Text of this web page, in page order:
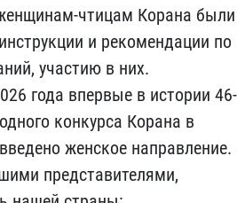
чтицам Корана были
и рекомендации по
участию в них.
года впервые в истории 46-
конкурса Корана в
женское направление.
представителями,